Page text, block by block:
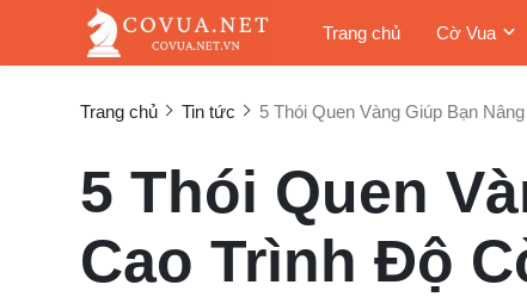
Trang chủ Cờ Vua
Trang chủ Tin tức 5 Thói Quen Vàng Giúp Bạn
5 Thói Quen
Cao Trình Độ